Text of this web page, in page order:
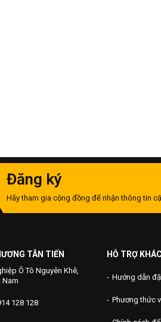
Đăng ký
Hãy tham gia cộng đồng để nhận thông tin
TÂN TIẾN
Ô Tô Nguyên Khê,
Nam
128 128
HỖ TRỢ
Hướng dẫn
Phương thức